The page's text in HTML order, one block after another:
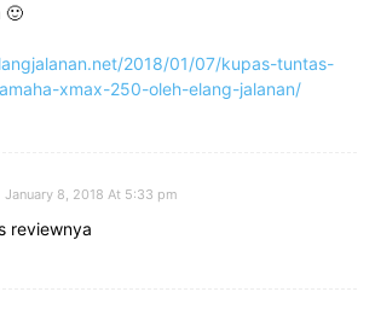
🙂
2018/01/07/kupas-tuntas-
xmax-250-oleh-elang-jalanan/
January 8, 2018 At 5:33 pm
reviewnya